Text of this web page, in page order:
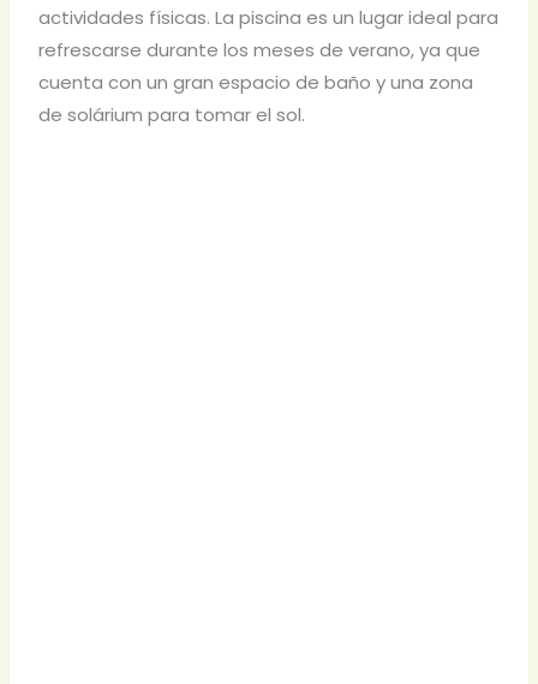
actividades físicas. La piscina es un lugar ideal para
refrescarse durante los meses de verano, ya que
cuenta con un gran espacio de baño y una zona
de solárium para tomar el sol.